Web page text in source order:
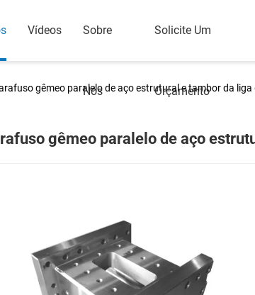
Vídeos Sobre
Nós
Solicite Um
Orçamento
gêmeo paralelo de aço estrutural e tambor da
gêmeo paralelo de aço